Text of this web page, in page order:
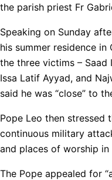
the parish priest Fr
Speaking on Sunday
his summer residence
the three victims – Saad
Issa Latif Ayyad, and
said he was “close” to
Pope Leo then stressed
continuous military
and places of worship in
The Pope appealed for